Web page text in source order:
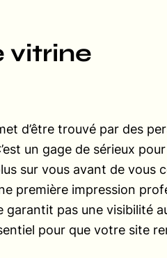
vitrine
d’être trouvé par des
un gage de sérieux
sur vous avant de vous
première impression
pas une visibilité
pour que votre site